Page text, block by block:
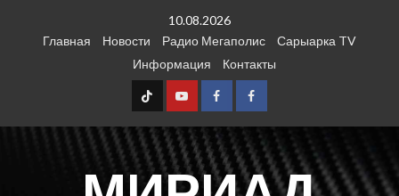
10.08.2026
Главная
Новости Радио Мегаполис
Сарыарка TV
Информация
Контакты
TT Youtube
FB1 FB2